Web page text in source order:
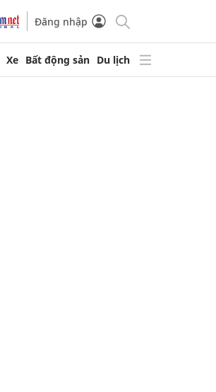
Đăng nhập
Xe Bất động sản Du lịch